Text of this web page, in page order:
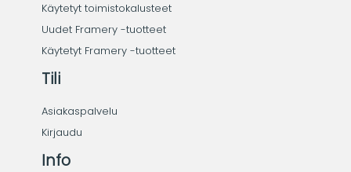
Käytetyt toimistokalusteet
Uudet Framery -tuotteet
Käytetyt Framery -tuotteet
Tili
Asiakaspalvelu
Kirjaudu
Info